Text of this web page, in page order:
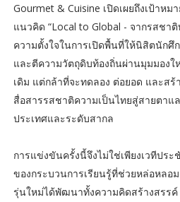
Gourmet & Cuisine เปิดเผยถึงเป้าห
แนวคิด “Local to Global - จากรสชา
ความตั้งใจในการเปิดพื้นที่ให้นิสิตนักศึ
และตีความวัตถุดิบท้องถิ่นผ่านมุมมองใ
เดิม แต่กล้าที่จะทดลอง ต่อยอด และส
สื่อสารรสชาติความเป็นไทยสู่สายตา
ประเทศและระดับสากล
การแข่งขันครั้งนี้จึงไม่ใช่เพียงเวทีปร
ของกระบวนการเรียนรู้ที่ช่วยหล่อหลอ
รุ่นใหม่ได้พัฒนาทั้งความคิดสร้างสรร